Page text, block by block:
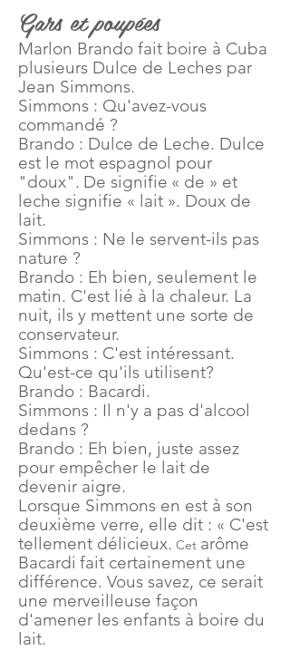
Gars et poupées
Marlon Brando fait boire à Cuba
plusieurs Dulce de Leches par
Jean Simmons.
Simmons : Qu'avez-vous
commandé ?
Brando : Dulce de Leche. Dulce
est le mot espagnol pour
"doux". De signifie « de » et
leche signifie « lait ». Doux de
lait.
Simmons : Ne le servent-ils pas
nature ?
Brando : Eh bien, seulement le
matin. C'est lié à la chaleur. La
nuit, ils y mettent une sorte de
conservateur.
Simmons : C'est intéressant.
Qu'est-ce qu'ils utilisent?
Brando : Bacardi.
Simmons : Il n'y a pas d'alcool
dedans ?
Brando : Eh bien, juste assez
pour empêcher le lait de
devenir aigre.
Lorsque Simmons en est à son
deuxième verre, elle dit : « C'est
tellement délicieux. Cet arôme
Bacardi fait certainement une
différence. Vous savez, ce serait
une merveilleuse façon
d'amener les enfants à boire du
lait.